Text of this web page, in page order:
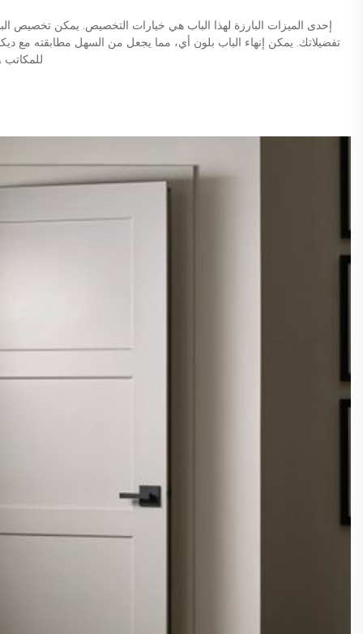
إحدى الميزات البارزة لهذا الباب هي خيارات التخصيص. يمكن تخصيص
تفضيلاتك. يمكن إنهاء الباب بلون أي، مما يجعل من السهل مطابقته مع
للمكاتب